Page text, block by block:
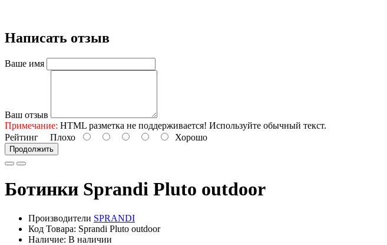
Написать отзыв
Ваше имя
Ваш отзыв
Примечание: HTML разметка не поддерживается! Используйте обычный текст.
Рейтинг Плохо Хорошо
Продолжить
Ботинки Sprandi Pluto outdoor
Производители SPRANDI
Код Товара: Sprandi Pluto outdoor
Наличие: В наличии